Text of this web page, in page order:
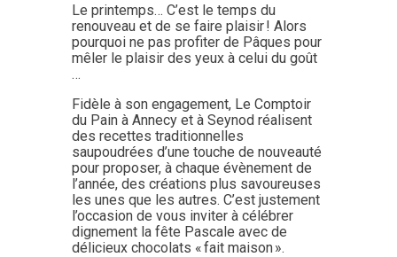
Le printemps… C’est le temps du
renouveau et de se faire plaisir ! Alors
pourquoi ne pas profiter de Pâques pour
mêler le plaisir des yeux à celui du goût
…
Fidèle à son engagement, Le Comptoir
du Pain à Annecy et à Seynod réalisent
des recettes traditionnelles
saupoudrées d’une touche de nouveauté
pour proposer, à chaque évènement de
l’année, des créations plus savoureuses
les unes que les autres. C’est justement
l’occasion de vous inviter à célébrer
dignement la fête Pascale avec de
délicieux chocolats « fait maison ».